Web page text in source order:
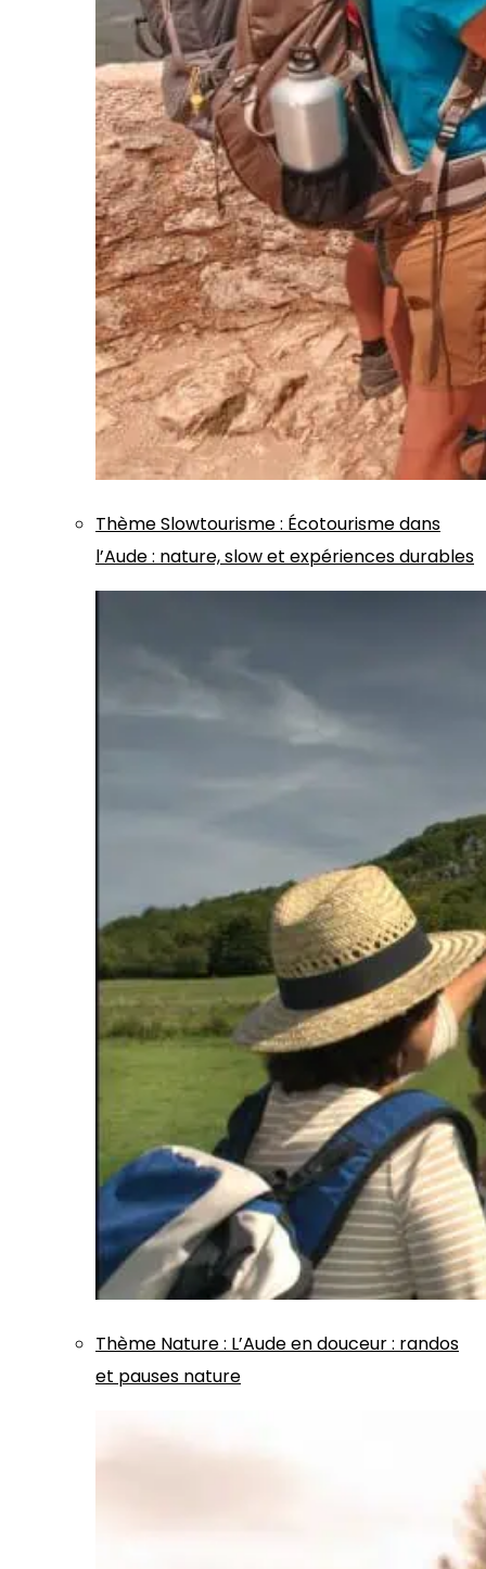
ThèmeSlowtourisme: Écotourisme dans
l’Aude : nature, slow et expériences durables
Thème Nature: L’Aude en douceur : randos
et pauses nature